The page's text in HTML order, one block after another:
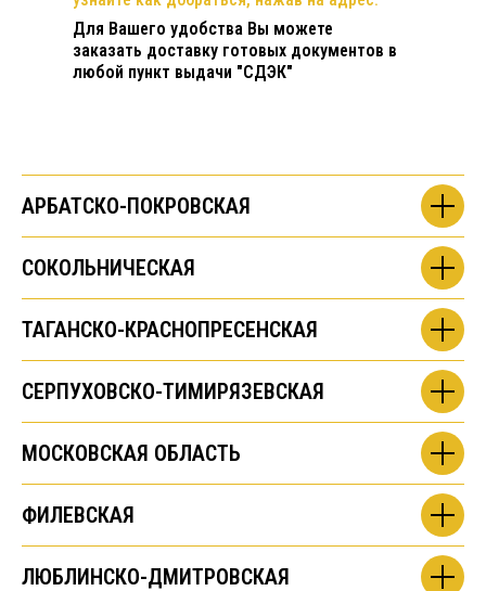
Для Вашего удобства Вы можете
заказать доставку готовых документов в
любой пункт выдачи "СДЭК"
АРБАТСКО-ПОКРОВСКАЯ
СОКОЛЬНИЧЕСКАЯ
ТАГАНСКО-КРАСНОПРЕСЕНСКАЯ
СЕРПУХОВСКО-ТИМИРЯЗЕВСКАЯ
МОСКОВСКАЯ ОБЛАСТЬ
ФИЛЕВСКАЯ
ЛЮБЛИНСКО-ДМИТРОВСКАЯ